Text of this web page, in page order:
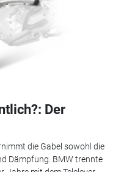
Der
die Gabel sowohl die
Dämpfung. BMW trennte